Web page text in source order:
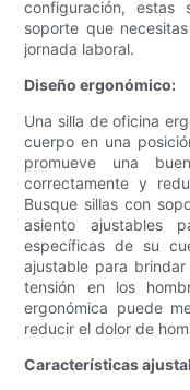
configuración,
soporte que
jornada laboral.
Diseño ergonómico:
Una silla de oficina
cuerpo en una
promueve una
correctamente y
Busque sillas con
asiento ajustables
específicas de su
ajustable para
tensión en los
ergonómica puede
reducir el dolor de
Características